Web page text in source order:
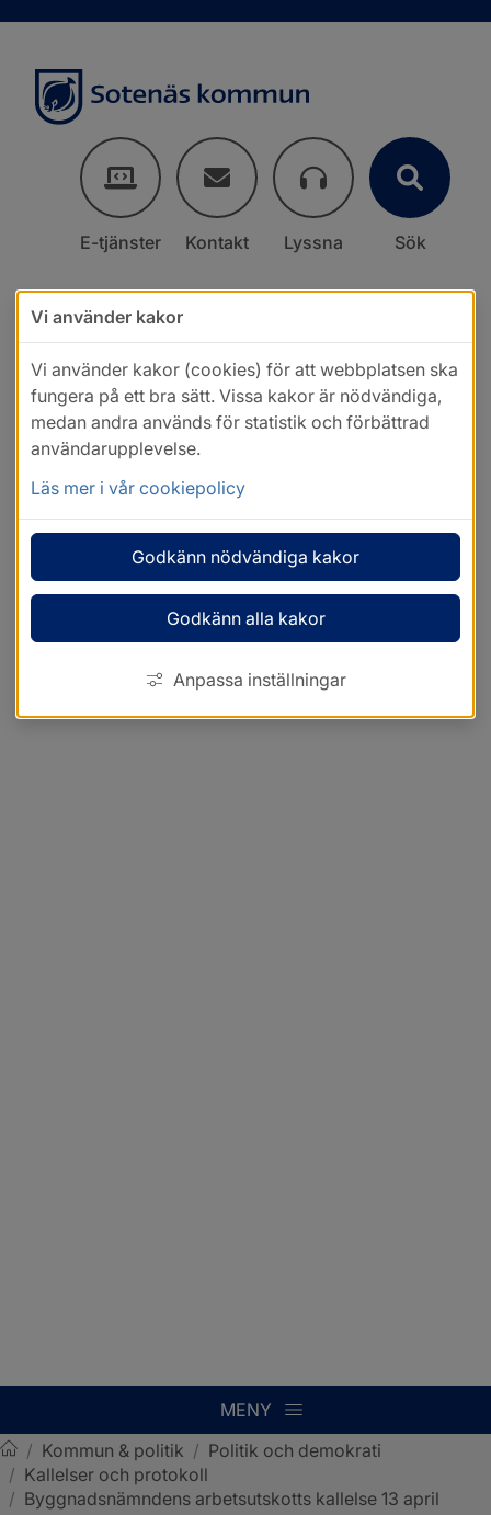
E-tjänster Kontakt Lyssna Sök
MENY
Sotenäs kommun
/ Kommun & politik / Politik och demokrati
/ Kallelser och protokoll
/ Byggnadsnämndens arbetsutskotts kallelse 13 april
Vi använder kakor
Vi använder kakor (cookies) för att webbplatsen ska
fungera på ett bra sätt. Vissa kakor är nödvändiga,
medan andra används för statistik och förbättrad
användarupplevelse.
Läs mer i vår cookiepolicy
Godkänn nödvändiga kakor
Godkänn alla kakor
Anpassa inställningar